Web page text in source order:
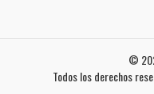
©
Todos los derechos